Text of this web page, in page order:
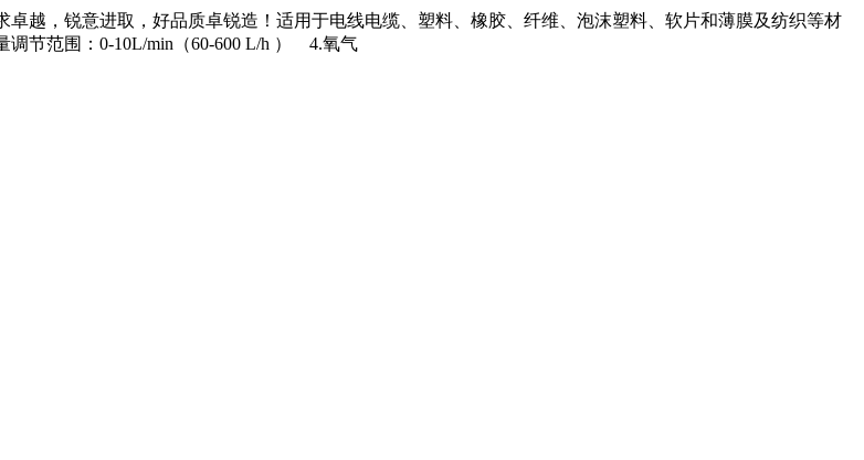
越，锐意进取，好品质卓锐造！适用于电线电缆、塑料、橡胶、纤维、泡沫塑料、软片和薄膜及纺织等材
节范围：0-10L/min（60-600 L/h ） 4.氧气